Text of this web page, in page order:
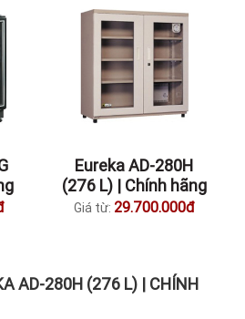
Eureka AD-280H
(276 L) | Chính hãng
Giá từ: 29.700.000đ
AD-280H (276 L) | CHÍNH